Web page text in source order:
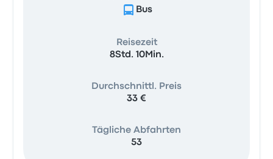
Bus
Reisezeit
8Std. 10Min.
Durchschnittl. Preis
33 €
Tägliche Abfahrten
53